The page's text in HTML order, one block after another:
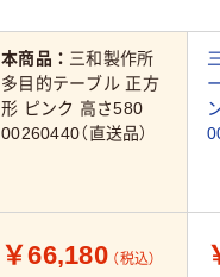
本商品： 三和製作所
多目的テーブル 正方
形 ピンク 高さ580
00260440（直送品）
￥66,180 （税込）